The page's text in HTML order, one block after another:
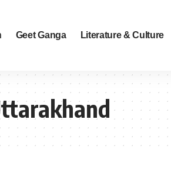
Geet Ganga Literature & Culture